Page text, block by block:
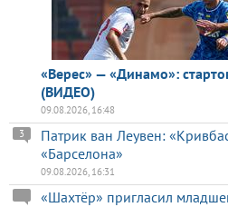
«Верес» — «Динамо»:
(ВИДЕО)
09.08.2026, 16:48
Патрик ван Леувен:
«Барселона»
3
09.08.2026, 16:31
«Шахтёр» пригласил